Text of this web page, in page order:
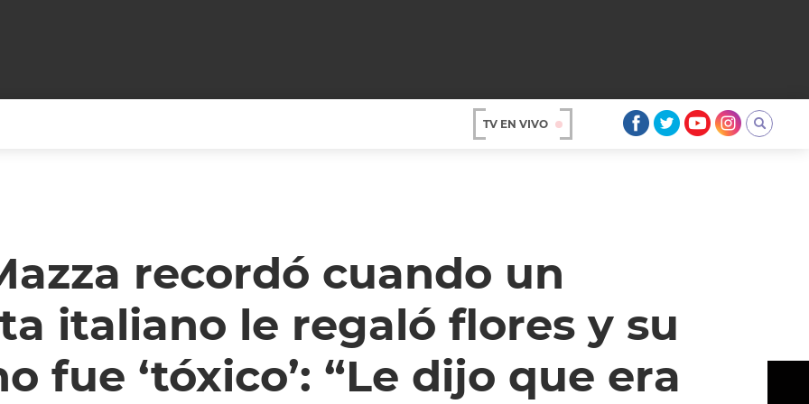
ARGENTINA
UN CAMBIO
ENTROMETIDOS EN LA TELE
ENTRE NOS
MODO FONTEVECCHIA
PERIODISMO PURO
REPERFILAR
FIESTAS ARGENTINAS
FULL FACE TV
DESAFÍO 10 AÑOS MENOS
AGENDA CORPORATIVA
TV EN VIVO
recordó cuando un
italiano le regaló flores y su
fue ‘tóxico’: “Le dijo que era